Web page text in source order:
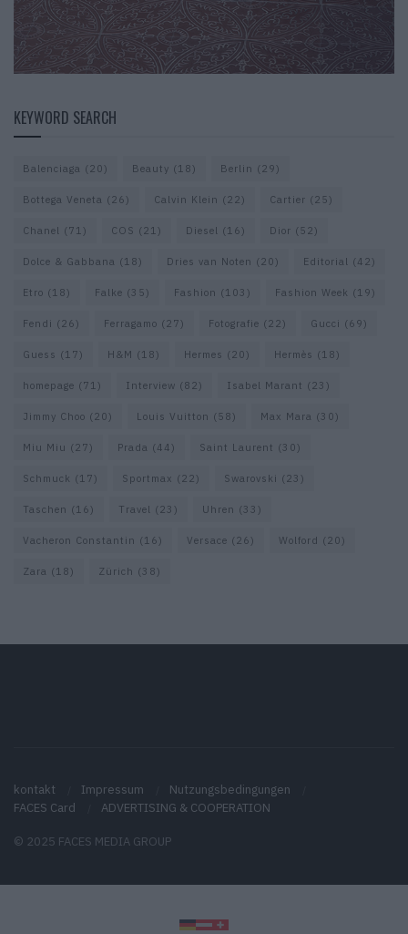
KEYWORD SEARCH
Balenciaga (20) Beauty (18) Berlin (29)
Bottega Veneta (26) Calvin Klein (22) Cartier (25)
Chanel (71) COS (21) Diesel (16) Dior (52)
Dolce & Gabbana (18) Dries van Noten (20) Editorial (42)
Etro (18) Falke (35) Fashion (103) Fashion Week (19)
Fendi (26) Ferragamo (27) Fotografie (22) Gucci (69)
Guess (17) H&M (18) Hermes (20) Hermès (18)
homepage (71) Interview (82) Isabel Marant (23)
Jimmy Choo (20) Louis Vuitton (58) Max Mara (30)
Miu Miu (27) Prada (44) Saint Laurent (30)
Schmuck (17) Sportmax (22) Swarovski (23)
Taschen (16) Travel (23) Uhren (33)
Vacheron Constantin (16) Versace (26) Wolford (20)
Zara (18) Zürich (38)
kontakt Impressum
Nutzungsbedingungen
FACES Card
ADVERTISING & COOPERATION
© 2025 FACES MEDIA GROUP